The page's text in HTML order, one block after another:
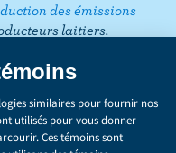
Share
this
des émissions
laitiers.